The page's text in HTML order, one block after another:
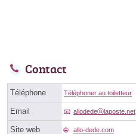
Contact
Téléphone Téléphoner au toiletteur
Email allodedeⓐlaposte.net
Site web allo-dede.com